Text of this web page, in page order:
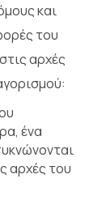
και
του
αρχές
ένα
αρχές του